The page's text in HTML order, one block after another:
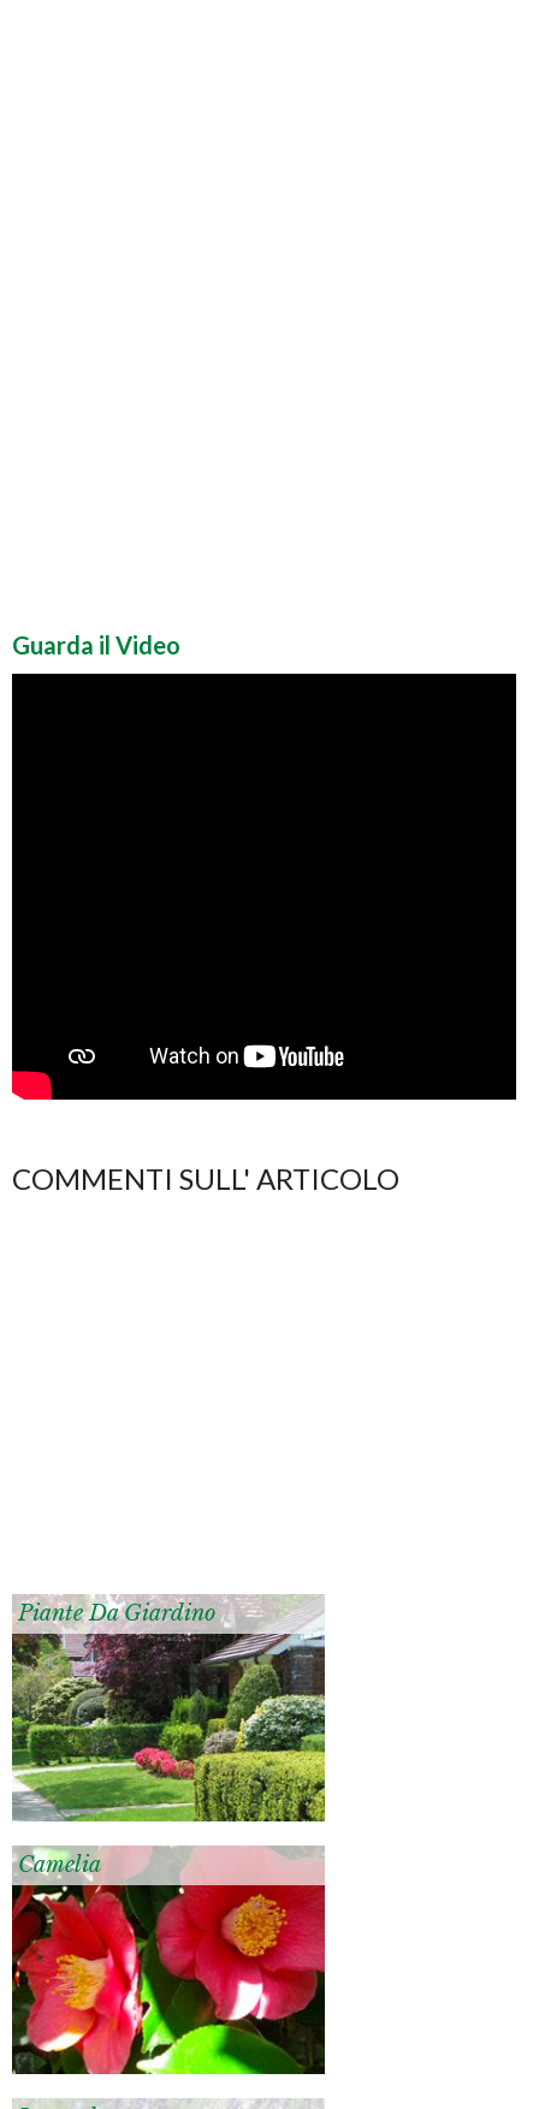
Guarda il Video
COMMENTI SULL' ARTICOLO
Piante Da Giardino
Camelia